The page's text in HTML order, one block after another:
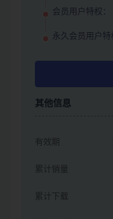
会员用户特权：
永久会员用户特
其他信息
有效期
累计销量
累计下载